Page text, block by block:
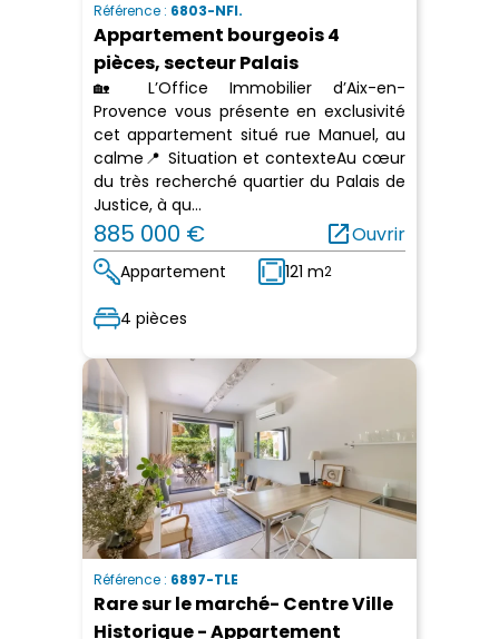
Référence : 6803-NFI.
Appartement bourgeois 4
pièces, secteur Palais
🏡 L’Office Immobilier d’Aix-en-
Provence vous présente en exclusivité
cet appartement situé rue Manuel, au
calme📍 Situation et contexteAu cœur
du très recherché quartier du Palais de
Justice, à qu...
885 000 € open_in_newOuvrir
Appartement 121 m2
4 pièces
Référence : 6897-TLE
Rare sur le marché- Centre Ville
Historique - Appartement